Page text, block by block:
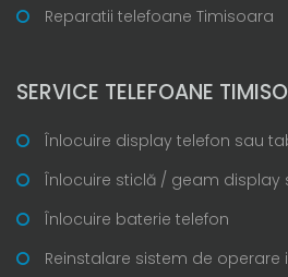
Reparatii telefoane Timisoara
SERVICE TELEFOANE
Înlocuire display telefon sau
Înlocuire sticlă / geam display
Înlocuire baterie telefon
Reinstalare sistem de operare